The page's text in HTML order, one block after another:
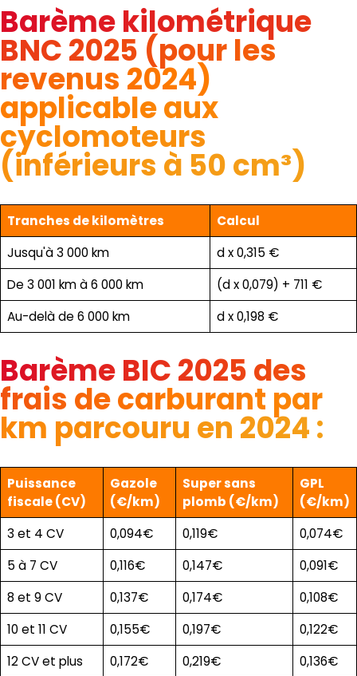
Barème kilométrique
BNC 2025 (pour les
revenus 2024)
applicable aux
cyclomoteurs
(inférieurs à 50 cm³)
Tranches de kilomètres
Calcul
Jusqu'à 3 000 km
d x 0,315 €
De 3 001 km à 6 000 km
(d x 0,079) + 711 €
Au-delà de 6 000 km
d x 0,198 €
Barème BIC 2025 des
frais de carburant par
km parcouru en 2024 :
Puissance
fiscale (CV)
Gazole
(€/km)
Super sans
plomb (€/km)
GPL
(€/km)
3 et 4 CV
0,094€ 0,119€
0,074€
5 à 7 CV
0,116€ 0,147€
0,091€
8 et 9 CV
0,137€ 0,174€
0,108€
10 et 11 CV
0,155€ 0,197€
0,122€
12 CV et plus
0,172€ 0,219€ 0,136€